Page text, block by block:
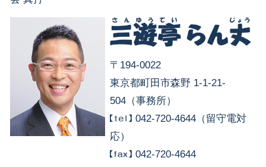
〒194-0022
東京都町田市森野 1-1-21-
504（事務所）
042-720-4644（留守電対
応）
042-720-4644